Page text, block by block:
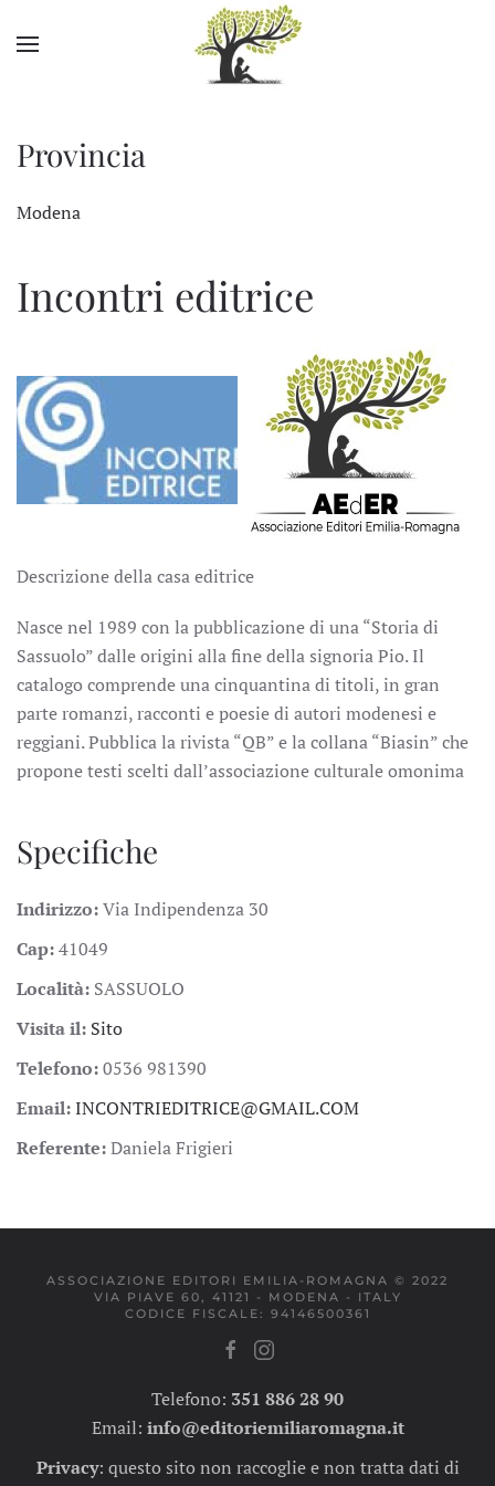
Skip to main content
Provincia
Modena
Incontri editrice
Descrizione della casa editrice
Nasce nel 1989 con la pubblicazione di una “Storia di
Sassuolo” dalle origini alla fine della signoria Pio. Il
catalogo comprende una cinquantina di titoli, in gran
parte romanzi, racconti e poesie di autori modenesi e
reggiani. Pubblica la rivista “QB” e la collana “Biasin” che
propone testi scelti dall’associazione culturale omonima
Specifiche
Indirizzo:Via Indipendenza 30
Cap:41049
Località: SASSUOLO
Visita il: Sito
Telefono:0536 981390
Email:INCONTRIEDITRICE@GMAIL.COM
Referente:Daniela Frigieri
ASSOCIAZIONE EDITORI EMILIA-ROMAGNA © 2022
VIA PIAVE 60, 41121 - MODENA - ITALY
CODICE FISCALE: 94146500361
Telefono: 351 886 28 90
Email: info@editoriemiliaromagna.it
Privacy: questo sito non raccoglie e non tratta dati di